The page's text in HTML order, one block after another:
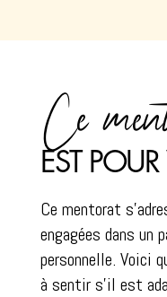
Ce
EST
Ce mentorat
engagées dans un
personnelle. Voici
à sentir s’il est